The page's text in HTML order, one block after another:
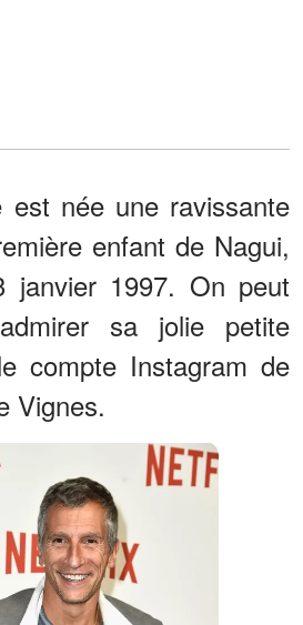
est née une ravissante
enfant de Nagui,
janvier 1997. On peut
sa jolie petite
compte Instagram de
Vignes.